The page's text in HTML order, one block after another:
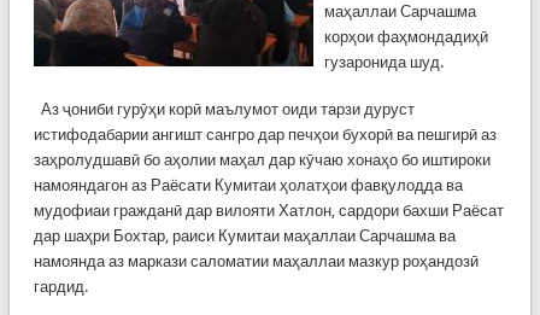
маҳаллаи Сарчашма
корҳои фаҳмондадиҳӣ
гузаронида шуд.
Аз ҷониби гурӯҳи корӣ маълумот оиди тарзи дуруст
истифодабарии ангишт сангро дар печҳои бухорӣ ва пешгирӣ аз
заҳролудшавӣ бо аҳолии маҳал дар кӯчаю хонаҳо бо иштироки
намояндагон аз Раёсати Кумитаи ҳолатҳои фавқулодда ва
мудофиаи гражданӣ дар вилояти Хатлон, сардори бахши Раёсат
дар шаҳри Бохтар, раиси Кумитаи маҳаллаи Сарчашма ва
намоянда аз маркази саломатии маҳаллаи мазкур роҳандозӣ
гардид.